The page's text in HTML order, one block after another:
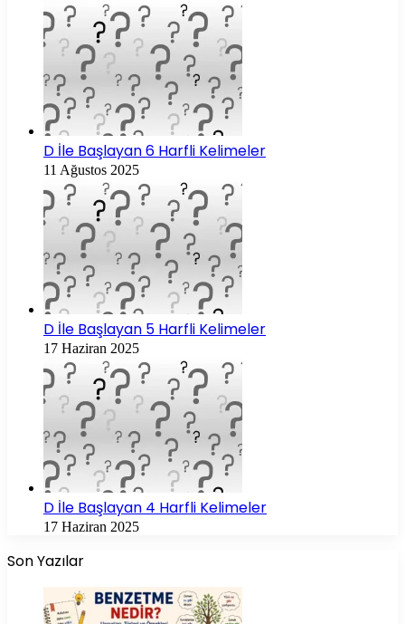
D İle Başlayan 6 Harfli Kelimeler
11 Ağustos 2025
D İle Başlayan 5 Harfli Kelimeler
17 Haziran 2025
D İle Başlayan 4 Harfli Kelimeler
17 Haziran 2025
Son Yazılar